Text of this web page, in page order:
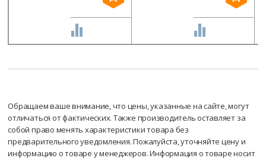
Обращаем ваше внимание, что цены, указанные на сайте, могут
отличаться от фактических. Также производитель оставляет за
собой право менять характеристики товара без
предварительного уведомления. Пожалуйста, уточняйте цену и
информацию о товаре у менеджеров. Информация о товаре носит